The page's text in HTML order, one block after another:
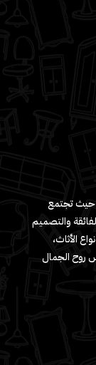
حيث تجتمع
عامًا مع الدقة الفائقة والتصميم
الأثاث،
روح الجمال